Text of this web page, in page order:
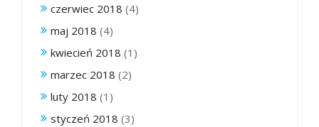
czerwiec 2018 (4)
maj 2018 (4)
kwiecień 2018 (1)
marzec 2018 (2)
luty 2018 (1)
styczeń 2018 (3)